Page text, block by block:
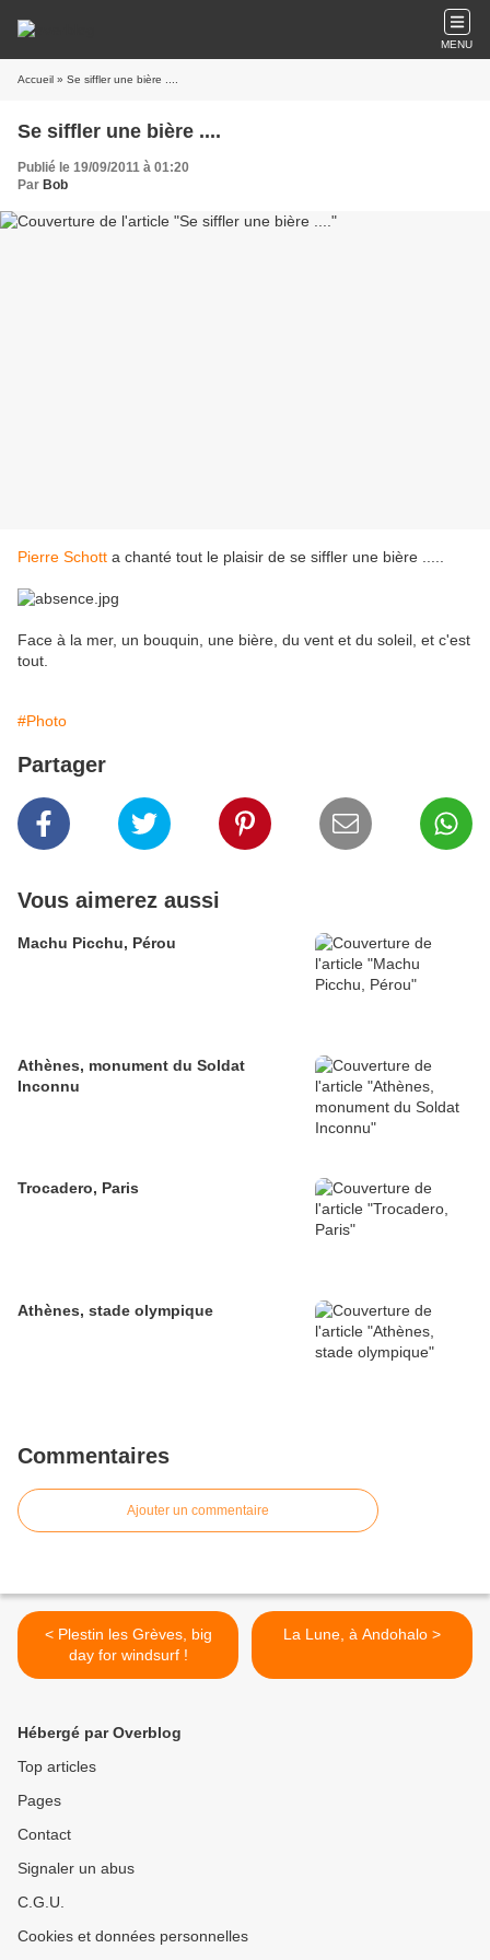
MENU
Accueil » Se siffler une bière ....
Se siffler une bière ....
Publié le 19/09/2011 à 01:20
Par Bob
Pierre Schott a chanté tout le plaisir de se siffler une bière .....
Face à la mer, un bouquin, une bière, du vent et du soleil, et c'est
tout.
#Photo
Partager
Vous aimerez aussi
Machu Picchu, Pérou
Athènes, monument du Soldat
Inconnu
Trocadero, Paris
Athènes, stade olympique
Commentaires
Ajouter un commentaire
< Plestin les Grèves, big
day for windsurf !
La Lune, à Andohalo >
Hébergé par Overblog
Top articles
Pages
Contact
Signaler un abus
C.G.U.
Cookies et données personnelles